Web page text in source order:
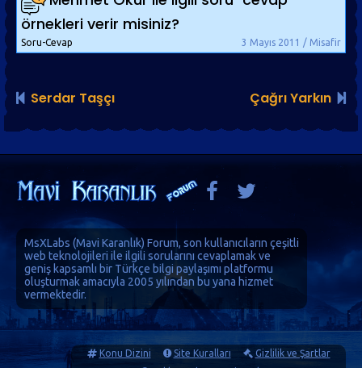
örnekleri verir misiniz?
3 Mayıs 2011 / Misafir
Soru-Cevap
Serdar Taşçı Çağrı Yarkın
MsXLabs (Mavi Karanlık) Forum, son kullanıcıların çeşitli
web teknolojileri ile ilgili sorularını cevaplamak ve
geniş kapsamlı bir Türkçe bilgi paylaşımı platformu
oluşturmak amacıyla 2005 yılından bu yana hizmet
vermektedir.
Konu Dizini Site Kuralları
Gizlilik ve Şartlar